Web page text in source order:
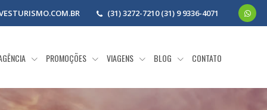
(31) 3272-7210 (31) 9 9336-4071
PROMOÇÕES VIAGENS BLOG CONTATO